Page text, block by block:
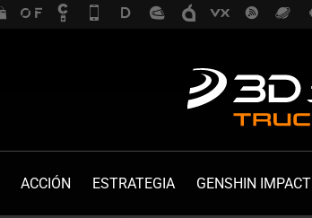
ACCIÓN ESTRATEGIA GENSHIN IMPACT